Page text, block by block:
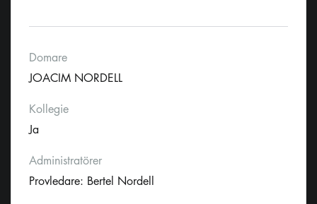
Domare
JOACIM NORDELL
Kollegie
Ja
Administratörer
Provledare: Bertel Nordell